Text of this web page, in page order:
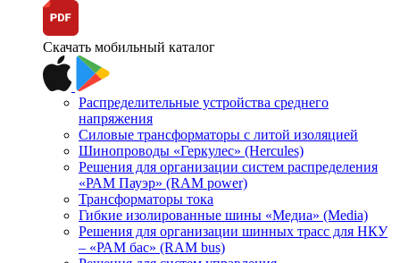
Скачать мобильный каталог
Распределительные устройства среднего
напряжения
Силовые трансформаторы с литой изоляцией
Шинопроводы «Геркулес» (Hercules)
Решения для организации систем распределения
«РАМ Пауэр» (RAM power)
Трансформаторы тока
Гибкие изолированные шины «Медиа» (Media)
Решения для организации шинных трасс для НКУ
– «РАМ бас» (RAM bus)